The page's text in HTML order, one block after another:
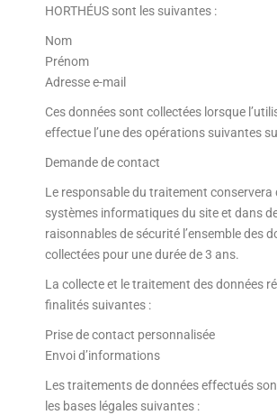
HORTHÉUS sont les suivantes :
Nom
Prénom
Adresse e-mail
Ces données sont collectées lorsque
effectue l’une des opérations suivantes
Demande de contact
Le responsable du traitement conservera
systèmes informatiques du site et dans
raisonnables de sécurité l’ensemble des
collectées pour une durée de 3 ans.
La collecte et le traitement des données
finalités suivantes :
Prise de contact personnalisée
Envoi d’informations
Les traitements de données effectués
les bases légales suivantes :